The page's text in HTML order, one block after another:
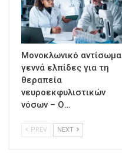
Μονοκλωνικό αντίσωμα
γεννά ελπίδες για τη
θεραπεία
νευροεκφυλιστικών
νόσων – Ο…
PREV NEXT